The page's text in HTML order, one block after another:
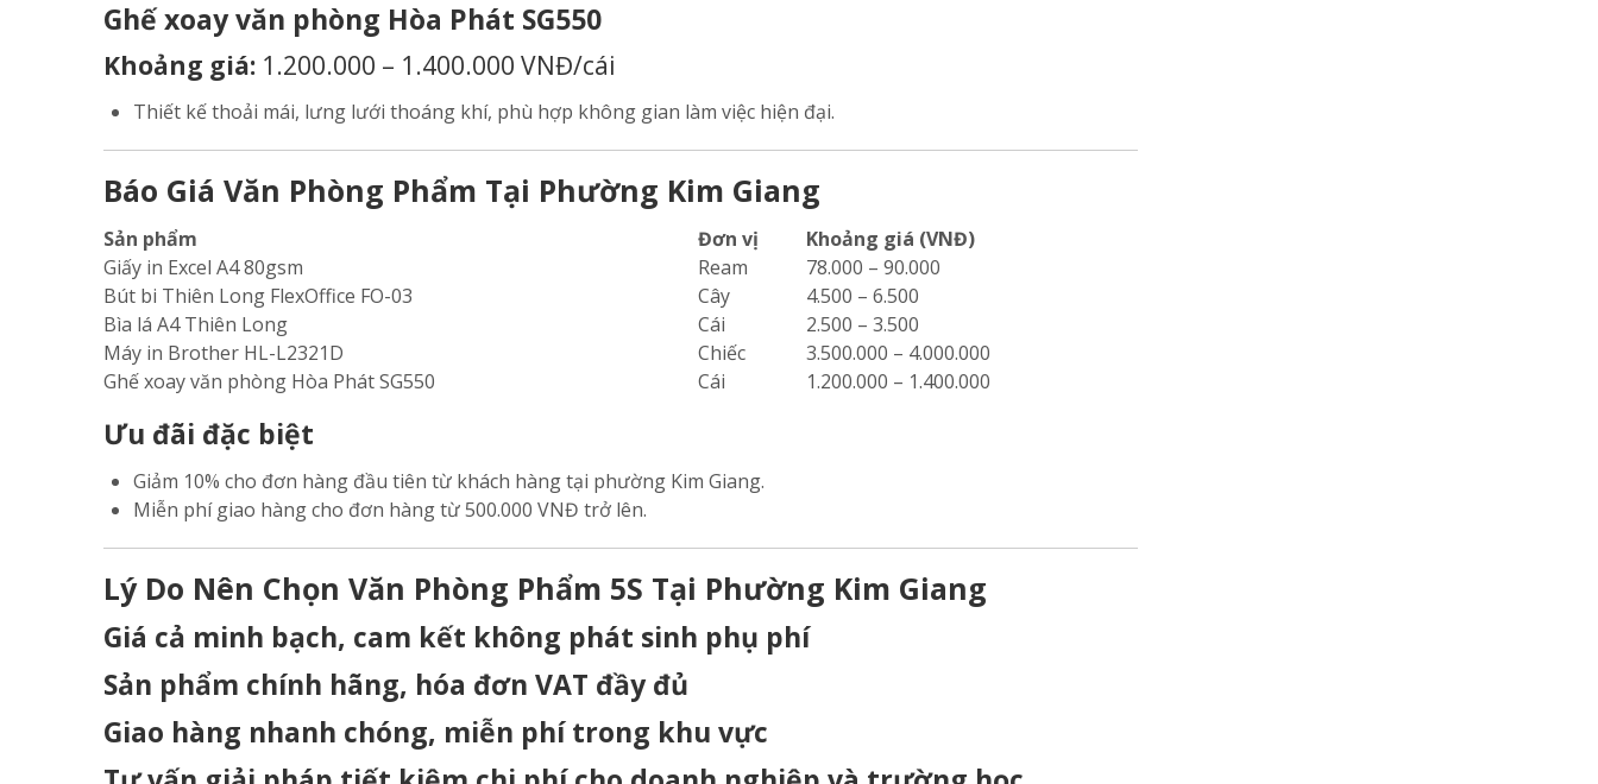
Ghế xoay văn phòng Hòa Phát SG550
Khoảng giá: 1.200.000 – 1.400.000 VNĐ/cái
Thiết kế thoải mái, lưng lưới thoáng khí, phù hợp không gian làm việc hiện đại.
Báo Giá Văn Phòng Phẩm Tại Phường Kim Giang
Sản phẩm Đơn vị
Khoảng giá (VNĐ)
Giấy in Excel A4 80gsm
Ream
78.000 – 90.000
Bút bi Thiên Long FlexOffice FO-03
Cây
4.500 – 6.500
Bìa lá A4 Thiên Long
Cái
2.500 – 3.500
Máy in Brother HL-L2321D
Chiếc
3.500.000 – 4.000.000
Ghế xoay văn phòng Hòa Phát SG550
Cái 1.200.000 – 1.400.000
Ưu đãi đặc biệt
Giảm 10% cho đơn hàng đầu tiên từ khách hàng tại phường Kim Giang.
Miễn phí giao hàng cho đơn hàng từ 500.000 VNĐ trở lên.
Lý Do Nên Chọn Văn Phòng Phẩm 5S Tại Phường Kim Giang
Giá cả minh bạch, cam kết không phát sinh phụ phí
Sản phẩm chính hãng, hóa đơn VAT đầy đủ
Giao hàng nhanh chóng, miễn phí trong khu vực